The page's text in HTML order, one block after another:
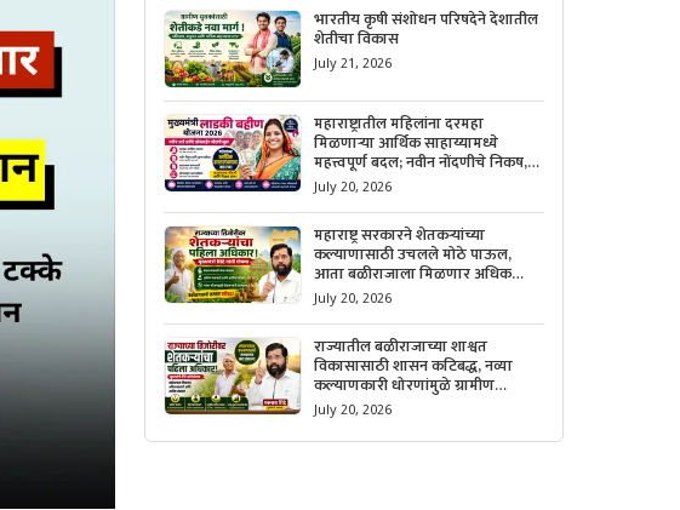
भारतीय कृषी संशोधन परिषदेने देशातील
शेतीचा विकास
July 21, 2026
महाराष्ट्रातील महिलांना दरमहा
मिळणाऱ्या आर्थिक साहाय्यामध्ये
महत्त्वपूर्ण बदल; नवीन नोंदणीचे निकष,
आवश्यक कागदपत्रे आणि ऑनलाईन
अर्ज करण्याची सोपी प्रक्रिया जाणून घ्या.
July 20, 2026
महाराष्ट्र सरकारने शेतकऱ्यांच्या
कल्याणासाठी उचलले मोठे पाऊल,
आता बळीराजाला मिळणार अधिक
बळकटी आणि आर्थिक संरक्षण; जाणून
घ्या सरकारचा नवा संकल्प.
July 20, 2026
राज्यातील बळीराजाच्या शाश्वत
विकासासाठी शासन कटिबद्ध, नव्या
कल्याणकारी धोरणांमुळे ग्रामीण
अर्थव्यवस्थेला मिळणार मोठी गती.
July 20, 2026